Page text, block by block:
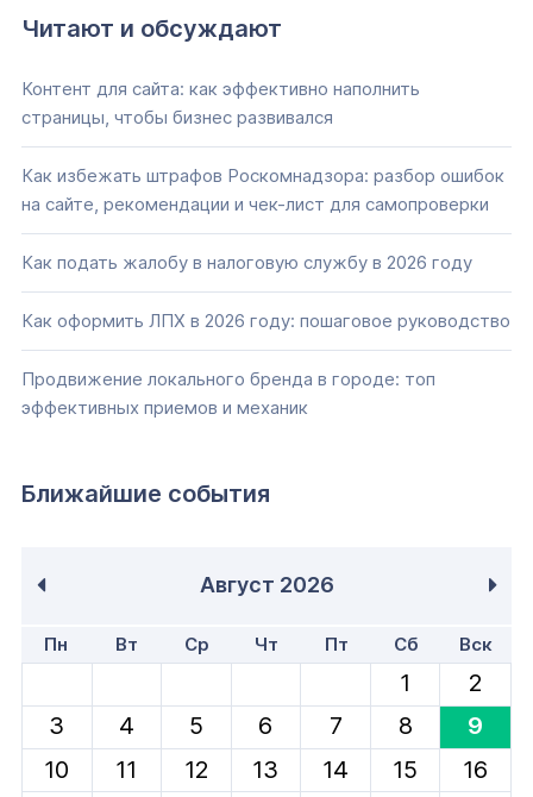
Читают и обсуждают
Контент для сайта: как эффективно наполнить
страницы, чтобы бизнес развивался
Как избежать штрафов Роскомнадзора: разбор ошибок
на сайте, рекомендации и чек-лист для самопроверки
Как подать жалобу в налоговую службу в 2026 году
Как оформить ЛПХ в 2026 году: пошаговое руководство
Продвижение локального бренда в городе: топ
эффективных приемов и механик
Ближайшие события
Август 2026
Пн Вт Ср Чт Пт Сб Вск
1
2
3
4 5 6 7 8
9
10
11 12 13 14 15
16